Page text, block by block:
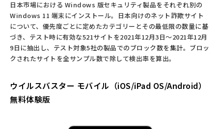
⽇本市場における Windows 版セキュリティ製品をそれぞれ別の
Windows 11 端末にインストール。⽇本向けのネット詐欺サイト
について、優先度ごとに定めたカテゴリーとその最低限の数量に基
づき、テスト時に有効な521サイトを2021年12⽉3⽇〜2021年12⽉
9⽇に抽出し、テスト対象5社の製品でのブロック数を集計。ブロッ
クされたサイトを全サンプル数で除して検出率を算出。
ウイルスバスター モバイル（iOS/iPad OS/Android）
無料体験版